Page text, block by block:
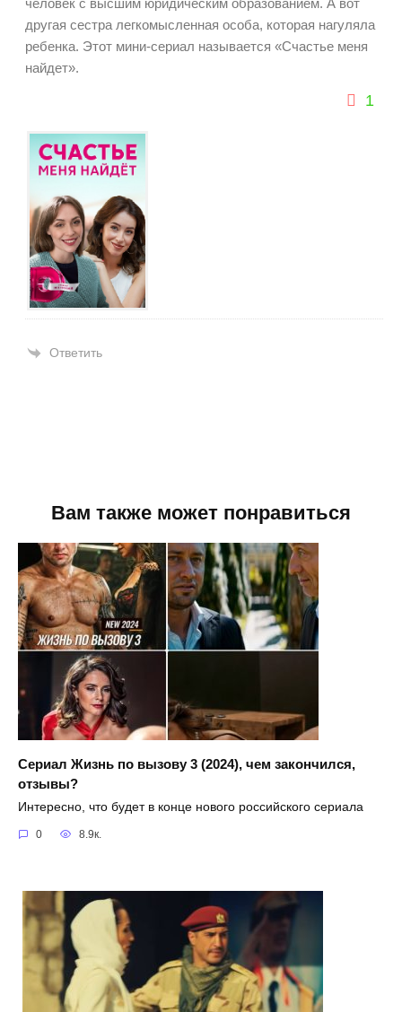
другая сестра легкомысленная особа, которая нагуляла
ребенка. Этот мини-сериал называется «Счастье меня
найдет».
1
Ответить
Вам также может понравиться
Сериал Жизнь по вызову 3 (2024), чем закончился,
отзывы?
Интересно, что будет в конце нового российского сериала
0 8.9к.